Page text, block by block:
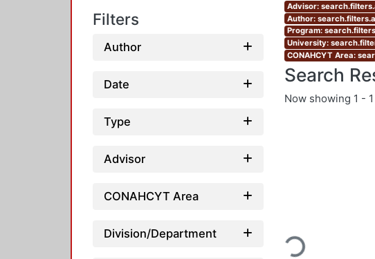
Filters
Author
Date
Type
Advisor
CONAHCYT Area
Division/Department
Advisor:
Author:
Program:
University:
CONAHCYT Area:
Search
Now showing 1 -
Loading...